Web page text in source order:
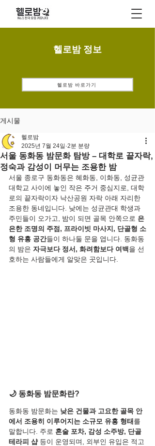
헬로밤 정보
헬로밤 바로가기
게시물
서울 동화동 밤문화 탐방 – 대학로 끝자락,
정숙과 감성이 머무는 조용한 밤
헬로밤
2025년 7월 24일 2분 분량
서울 종로구 동화동은 혜화동, 이화동, 성균관
대학교 사이에 놓인 작은 주거 중심지로, 대학
로의 끝자락이자 낙산공원 자락 아래 자리한
조용한 동네입니다. 낮에는 성균관대 학생과
주민들이 오가고, 밤이 되면 골목 안쪽으로 은
은한 조명의 주점, 프라이빗 마사지, 단골형 소
형 유흥 공간들이 하나둘 문을 엽니다. 동화동
의 밤은 자극보다 정서, 화려함보다 여백을 선
호하는 사람들에게 알맞은 곳입니다.
🌙 동화동 밤문화란?
동화동 밤문화는 낮은 건물과 고요한 골목 안
에서 조용히 이루어지는 소규모 유흥 형태 를
말합니다. 주로 혼술 포차, 감성 소주방, 단골
테라피 샵 등이 운영되며, 외부인 유입은 적고